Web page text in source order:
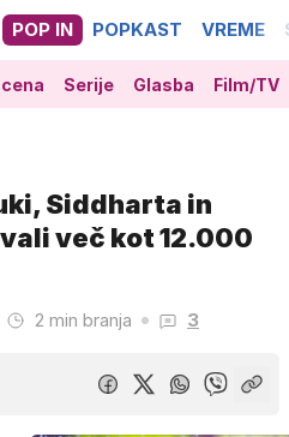
POP IN POPKAST VREME
Serije Glasba Film/TV
Siddharta in
več kot 12.000
2 min branja 3